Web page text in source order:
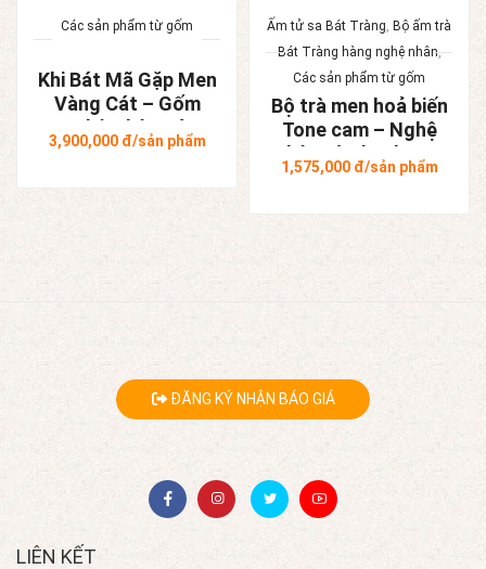
Các sản phẩm từ gốm
Khi Bát Mã Gặp Men
Vàng Cát – Gốm
Nghệ Nhân Bát
Tràng
3,900,000đ/sản phẩm
Ấm tử sa Bát Tràng Bộ ấm trà
Bát Tràng hàng nghệ nhân,
Các sản phẩm từ gốm
Bộ trà men hoả biến
Tone cam – Nghệ
nhân Tô Thanh Sơn
1,575,000đ/sản phẩm
ĐĂNG KÝ NHẬN BÁO GIÁ
LIÊN KẾT